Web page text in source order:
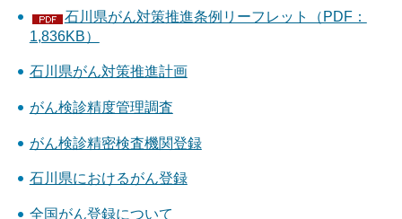
石川県がん対策推進条例リーフレット（PDF：
1,836KB）
石川県がん対策推進計画
がん検診精度管理調査
がん検診精密検査機関登録
石川県におけるがん登録
全国がん登録について